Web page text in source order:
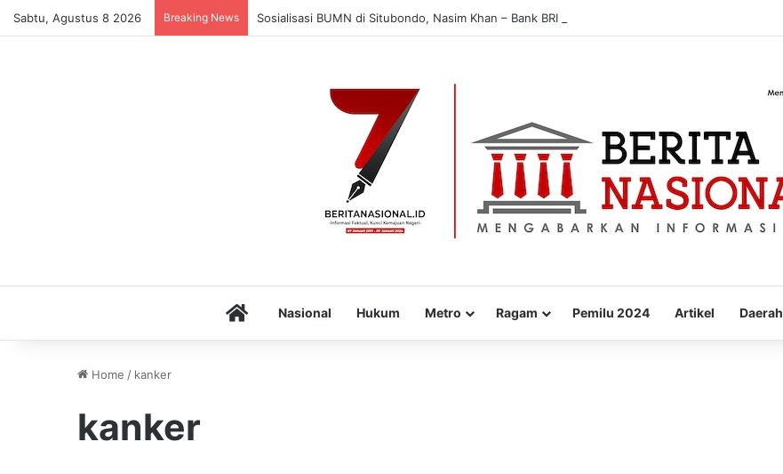
Sabtu, Agustus 8 2026 Breaking News Sosialisasi BUMN di Situbondo, Nasim Khan – Bank BRI Edukasi Warga Cegah Penipuan Digital
HomeNasional Hukum Metro Ragam Pemilu 2024 Artikel Daerah
Home / kanker
kanker